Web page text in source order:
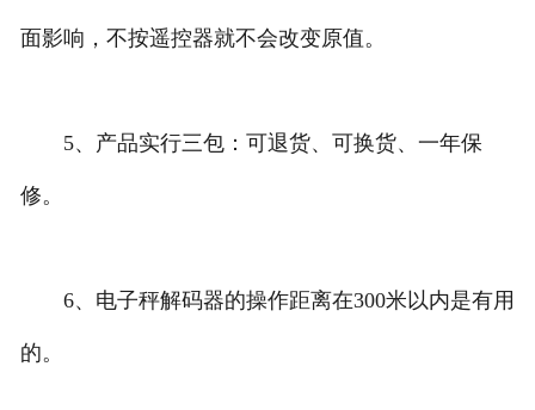
面影响，不按遥控器就不会改变原值。
5、产品实行三包：可退货、可换货、一年保
修。
6、电子秤解码器的操作距离在300米以内是有用
的。